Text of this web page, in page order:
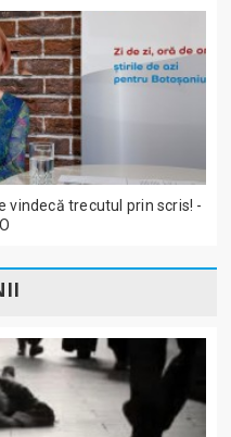
vindecă trecutul prin scris! -